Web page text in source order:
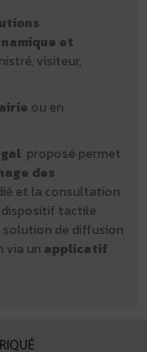
et
visiteur,
ou en
proposé permet
des
et la consultation
dispositif tactile
solution de diffusion
via un applicatif